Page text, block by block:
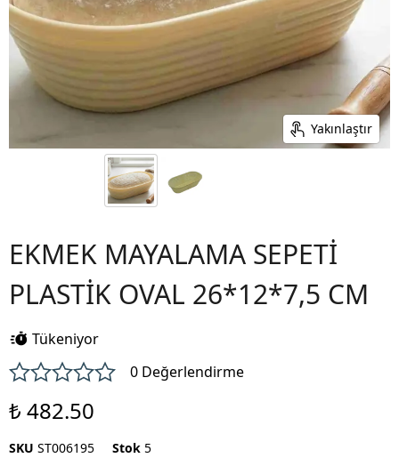
Yakınlaştır
EKMEK MAYALAMA SEPETİ
PLASTİK OVAL 26*12*7,5 CM
Tükeniyor
0 Değerlendirme
₺ 482.50
SKU ST006195 Stok 5